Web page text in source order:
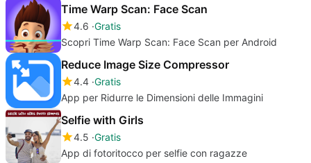
Time Warp Scan: Face Scan
4.6 Gratis
Scopri Time Warp Scan: Face Scan per Android
Reduce Image Size Compressor
4.4 Gratis
App per Ridurre le Dimensioni delle Immagini
Selfie with Girls
4.5 Gratis
App di fotoritocco per selfie con ragazze